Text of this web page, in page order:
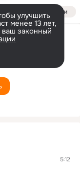
Войти
улучшить
менее 13 лет,
законный
5:12